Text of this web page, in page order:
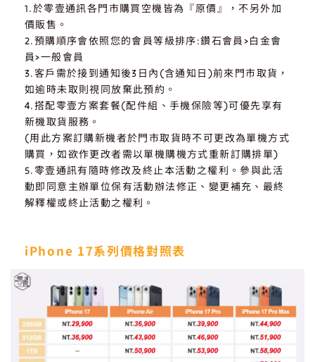
1.於零壹通訊各門市購買空機皆為『原價』，不另外加
價販售。
2.預購順序會依照您的會員等級排序:鑽石會員>白金會
員>一般會員
3.客戶需於接到通知後3日內(含通知日)前來門市取貨，
如逾時未取則視同放棄此預約。
4.搭配零壹方案套餐(配件組、手機保險等)可優先享有
新機取貨服務。
(用此方案訂購新機者於門市取貨時不可更改為單機方式
購買，如欲作更改者需以單機購機方式重新訂購排單)
5.零壹通訊有隨時修改及終止本活動之權利。參與此活
動即同意主辦單位保有活動辦法修正、變更補充、最終
解釋權或終止活動之權利。
iPhone 17系列價格對照表